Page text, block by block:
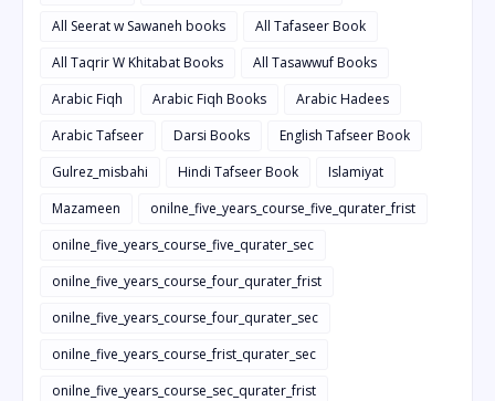
All Seerat w Sawaneh books
All Tafaseer Book
All Taqrir W Khitabat Books
All Tasawwuf Books
Arabic Fiqh
Arabic Fiqh Books
Arabic Hadees
Arabic Tafseer
Darsi Books
English Tafseer Book
Gulrez_misbahi
Hindi Tafseer Book
Islamiyat
Mazameen
onilne_five_years_course_five_qurater_frist
onilne_five_years_course_five_qurater_sec
onilne_five_years_course_four_qurater_frist
onilne_five_years_course_four_qurater_sec
onilne_five_years_course_frist_qurater_sec
onilne_five_years_course_sec_qurater_frist